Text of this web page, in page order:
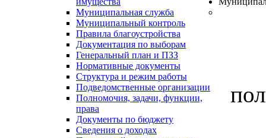
Муниципальная служба
Муниципальный контроль
Правила благоустройства
Документация по выборам
Генеральный план и ПЗЗ
Нормативные документы
Структура и режим работы
Подведомственные организации
Полномочия, задачи, функции,
права
Документы по бюджету
Сведения о доходах